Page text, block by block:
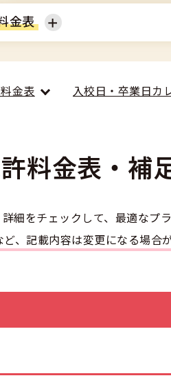
49-5522
金表
金表 入校日・卒業日カ
料金表・補
細をチェックして、最適なプ
、記載内容は変更になる場合